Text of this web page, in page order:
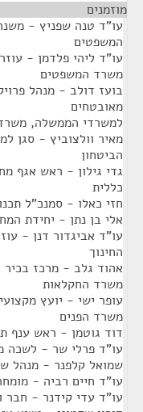
מוזמנים
עו"ד טנה שפניץ -
המשפטים
עו"ד ליהי פלדמן -
משרד המשפטים
בועז דולב - מנהל
מאובטחים
למשרדי הממשלה,
מאיר וולצוביץ - סגן
הביטחון
גדי גילון - ראש אגף
כללית
חזי כאלו - סמנכ"ל
אלי בן נתן - יחידת
עו"ד אביגדור דנן -
החינוך
אהוד גלב - מרכז
משרד החקלאות
עופר ישי - יועץ
משרד הפנים
דוד גוטמן - ראש ענף
עו"ד פרלי שר - לשכה
שמואל קלפנר - מנהל
עו"ד חיים רביה -
עו"ד עדי קידנר - חבר